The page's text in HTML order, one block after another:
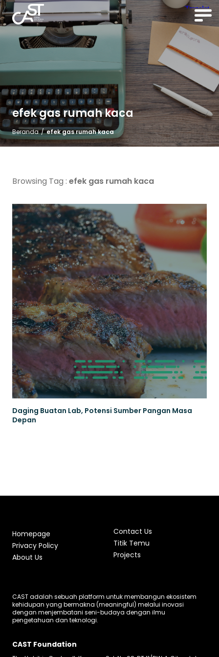
efek gas rumah kaca
Beranda / efek gas rumah kaca
Browsing Tag : efek gas rumah kaca
Daging Buatan Lab, Potensi Sumber Pangan Masa
Depan
Homepage
Privacy Policy
About Us
Contact Us
Titik Temu
Projects
CAST adalah sebuah platform untuk membangun ekosistem
kehidupan yang bermakna (meaningful) melalui inovasi
dengan menjembatani seni-budaya dengan ilmu
pengetahuan dan teknologi.
CAST Foundation